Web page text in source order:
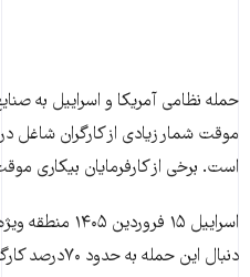
حمله نظامی آمریکا و اسراییل به
موقت شمار زیادی از کارگران شاغل
است. برخی از کارفرمایان بیکاری
اسراییل ۱۵
دنبال این